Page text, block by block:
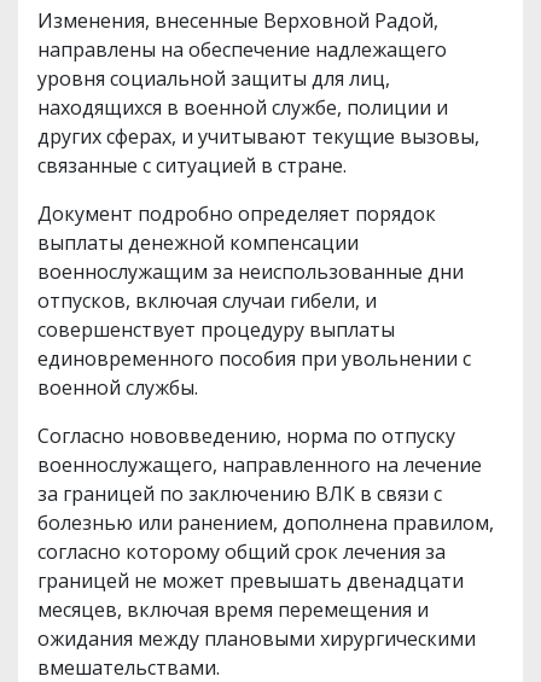
Изменения, внесенные Верховной Радой,
направлены на обеспечение надлежащего
уровня социальной защиты для лиц,
находящихся в военной службе, полиции и
других сферах, и учитывают текущие вызовы,
связанные с ситуацией в стране.
Документ подробно определяет порядок
выплаты денежной компенсации
военнослужащим за неиспользованные дни
отпусков, включая случаи гибели, и
совершенствует процедуру выплаты
единовременного пособия при увольнении с
военной службы.
Согласно нововведению, норма по отпуску
военнослужащего, направленного на лечение
за границей по заключению ВЛК в связи с
болезнью или ранением, дополнена правилом,
согласно которому общий срок лечения за
границей не может превышать двенадцати
месяцев, включая время перемещения и
ожидания между плановыми хирургическими
вмешательствами.